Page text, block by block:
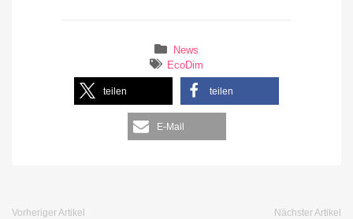
News
EcoDim
teilen teilen
E-Mail
Vorheriger Artikel Nächster Artikel